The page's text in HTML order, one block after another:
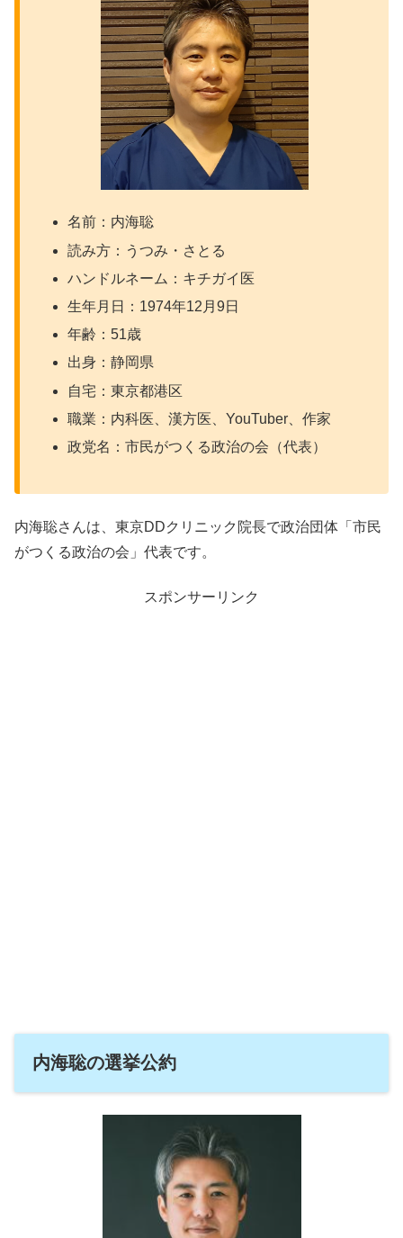
名前：内海聡
読み方：うつみ・さとる
ハンドルネーム：キチガイ医
生年月日：1974年12月9日
年齢：51歳
出身：静岡県
自宅：東京都港区
職業：内科医、漢方医、YouTuber、作家
政党名：市民がつくる政治の会（代表）
内海聡さんは、東京DDクリニック院長で政治団体「市民
がつくる政治の会」代表です。
スポンサーリンク
内海聡の選挙公約